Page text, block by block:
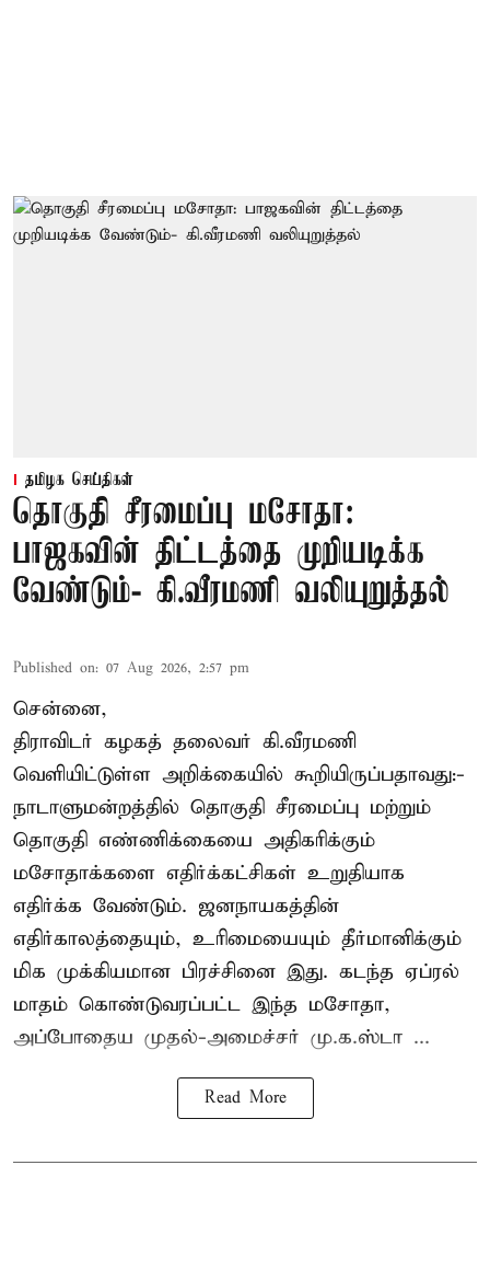
தமிழக செய்திகள்
தொகுதி சீரமைப்பு மசோதா:
பாஜகவின் திட்டத்தை முறியடிக்க
வேண்டும்- கி.வீரமணி வலியுறுத்தல்
Published on: 07 Aug 2026, 2:57 pm
சென்னை,
திராவிடர் கழகத் தலைவர் கி.வீரமணி
வெளியிட்டுள்ள அறிக்கையில் கூறியிருப்பதாவது:-
நாடாளுமன்றத்தில் தொகுதி சீரமைப்பு மற்றும்
தொகுதி எண்ணிக்கையை அதிகரிக்கும்
மசோதாக்களை எதிர்க்கட்சிகள் உறுதியாக
எதிர்க்க வேண்டும். ஜனநாயகத்தின்
எதிர்காலத்தையும், உரிமையையும் தீர்மானிக்கும்
மிக முக்கியமான பிரச்சினை இது. கடந்த ஏப்ரல்
மாதம் கொண்டுவரப்பட்ட இந்த மசோதா,
அப்போதைய முதல்-அமைச்சர் மு.க.ஸ்டா ...
Read More